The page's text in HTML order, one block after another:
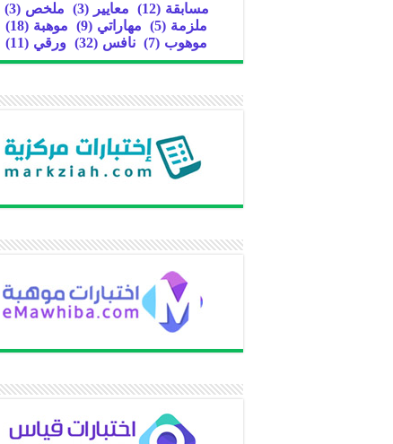
مسابقة (12) معايير (3) ملخص (3)
ملزمة (5) مهاراتي (9) موهبة (18)
موهوب (7) نافس (32) ورقي (11)